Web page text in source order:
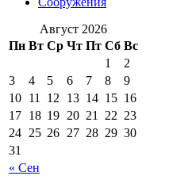
Август 2026
Пн Вт Ср Чт Пт Сб Вс
« Сен
1
2
3
4 5 6 7 8
9
10 11 12 13 14 15 16
17 18 19 20 21 22 23
24 25 26 27 28 29 30
31